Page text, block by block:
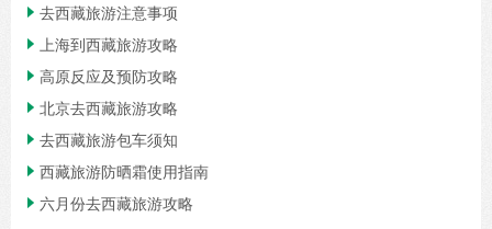
 去西藏旅游注意事项
 上海到西藏旅游攻略
 高原反应及预防攻略
 北京去西藏旅游攻略
 去西藏旅游包车须知
 西藏旅游防晒霜使用指南
 六月份去西藏旅游攻略